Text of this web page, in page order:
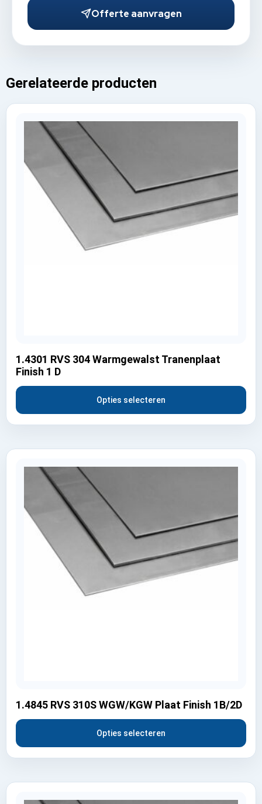
Offerte aanvragen
Gerelateerde producten
1.4301 RVS 304 Warmgewalst Tranenplaat
Finish 1 D
Opties selecteren
1.4845 RVS 310S WGW/KGW Plaat Finish 1B/2D
Opties selecteren